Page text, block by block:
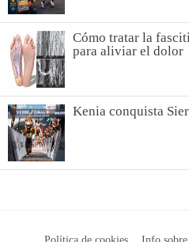
Cómo tratar la
para aliviar el dolor
Kenia conquista